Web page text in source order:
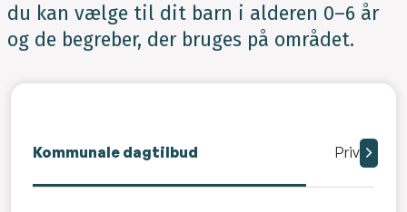
du kan vælge til dit barn i alderen 0–6 år
og de begreber, der bruges på området.
Kommunale dagtilbud Private